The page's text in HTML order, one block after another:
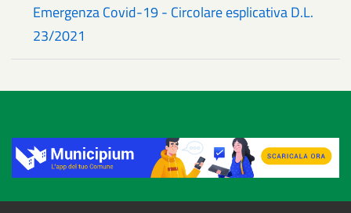
Emergenza Covid-19 - Circolare esplicativa D.L.
23/2021
Title